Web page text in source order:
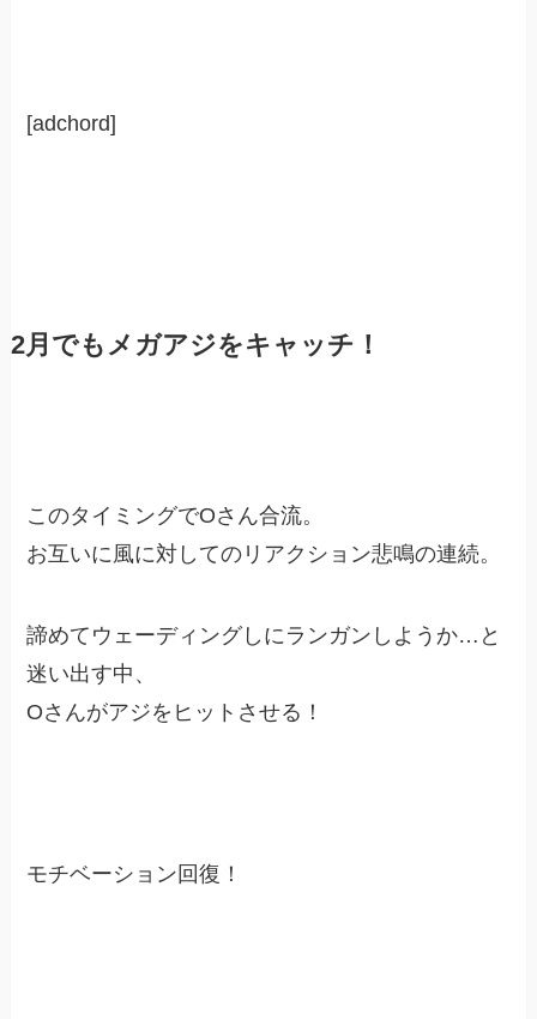
[adchord]
2月でもメガアジをキャッチ！
このタイミングでOさん合流。
お互いに風に対してのリアクション悲鳴の連続。
諦めてウェーディングしにランガンしようか…と
迷い出す中、
Oさんがアジをヒットさせる！
モチベーション回復！